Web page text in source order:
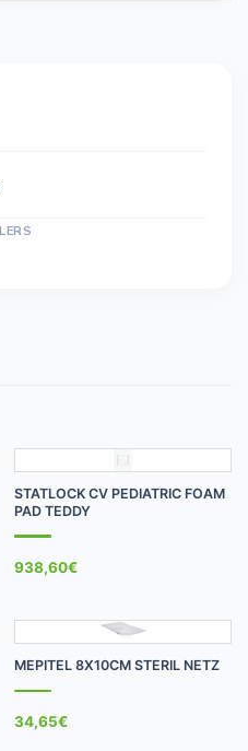
STATLOCK CV PEDIATRIC FOAM
PAD TEDDY
938,60€
MEPITEL 8X10CM STERIL NETZ
34,65€